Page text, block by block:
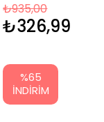
₺935,00
₺326,99
%65
İNDIRIM